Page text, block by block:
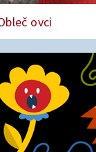
ovci